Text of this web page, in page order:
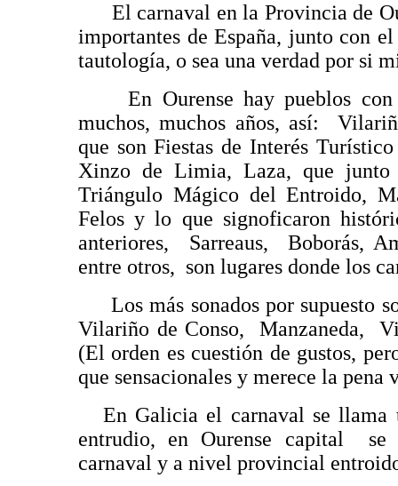
El carnaval en la Provincia de
importantes de España, junto con
tautología, o sea una verdad por si
En Ourense hay pueblos con
muchos, muchos años, así:
que son Fiestas de Interés
Xinzo de Limia, Laza, que
Triángulo Mágico del Entroido,
Felos y lo que signoficaron
anteriores, Sarreaus, Boborás,
entre otros, son lugares donde los
Los más sonados por supuesto
Vilariño de Conso, Manzaneda,
(El orden es cuestión de gustos,
que sensacionales y merece la pena
En Galicia el carnaval se
entrudio, en Ourense capital
carnaval y a nivel provincial